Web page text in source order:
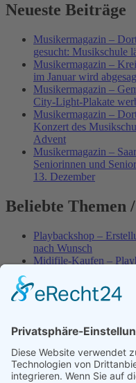
Neueste Beiträge
Musikermagazin –
gesucht: Musikschule
Musikermagazin –
im Januar wird
Musikermagazin –
City-Light-Plakate
Musikermagazin –
Konzert des
Advent
Musikermagazin –
Seniorinnen und
13. Dezember
Beliebte Themen
Playbackshop –
nach Wunsch
Midifile-Kaufen –
Best of Karaoke –
World-of-Karaoke –
Playbackshop –
Minuten
10 Spanische All-
Absolute Klassiker